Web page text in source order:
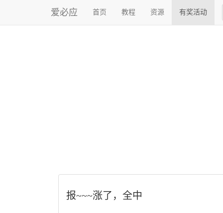
爱必应 首页 教程 资源 有奖活动
报~~~涨了，全中